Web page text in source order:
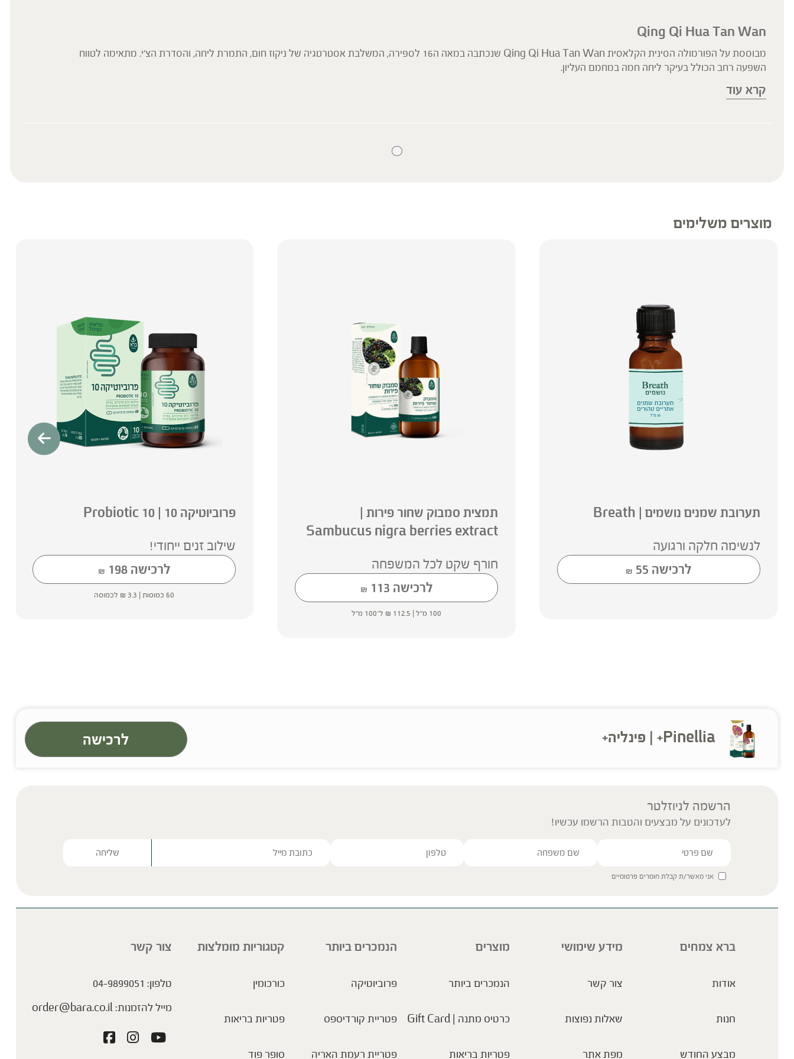
Qing Qi Hua Tan Wan
מבוססת על הפורמולה הסינית הקלאסית Qing Qi Hua Tan Wan שנכתבה במאה ה16 לספירה, המשלבת אסטרטגיה של ניקוז חום, התמרת ליחה, והסדרת הצ'י. מתאימה לטווח
השפעה רחב הכולל בעיקר ליחה חמה במחמם העליון.
והחום הפנימי מייבש ומצמג אותה.
קרא עוד
מוצרים משלימים
תערובת שמנים נושמים | Breath
לנשימה חלקה ורגועה
לרכישה
₪ 55
תמצית סמבוק שחור פירות |
Sambucus nigra berries extract
חורף שקט לכל המשפחה
לרכישה
₪ 113
100 מ"ל | ₪ 112.5 ל־100 מ"ל
פרוביוטיקה 10 | 10 Probiotic
שילוב זנים ייחודי!
לרכישה
₪ 198
60 כמוסות | ₪ 3.3 לכמוסה
לרכישה
הרשמה לניוזלטר
לעדכונים על מבצעים והטבות הרשמו עכשיו!
אני מאשר/ת קבלת חומרים פרסומיים
ברא צמחים
אודות
חנות
מבצע החודש
מידע שימושי
צור קשר
שאלות נפוצות
מפת אתר
מוצרים
הנמכרים ביותר
כרטיס מתנה | Gift Card
פטריות בריאות
הנמכרים ביותר
פרוביוטיקה
פטריית קורדיספס
פטריית רעמת האריה
קטגוריות מומלצות
כורכומין
פטריות בריאות
סופר פוד
צור קשר
טלפון: 04-9899051
מייל להזמנות:order@bara.co.il